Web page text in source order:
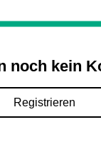
noch kein
Registrieren